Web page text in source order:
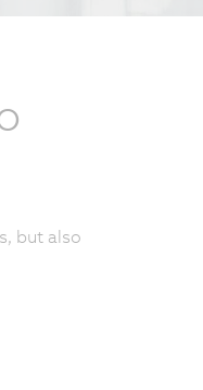
but also